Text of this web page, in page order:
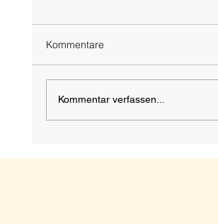
Perfekt zum Englischlernen
Kommentare
Kommentar verfassen...